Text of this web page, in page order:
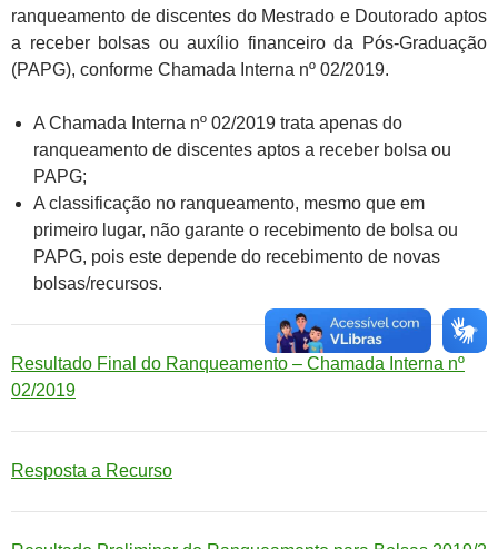
ranqueamento de discentes do Mestrado e Doutorado aptos
a receber bolsas ou auxílio financeiro da Pós-Graduação
(PAPG), conforme Chamada Interna nº 02/2019.
A Chamada Interna nº 02/2019 trata apenas do
ranqueamento de discentes aptos a receber bolsa ou
PAPG;
A classificação no ranqueamento, mesmo que em
primeiro lugar, não garante o recebimento de bolsa ou
PAPG, pois este depende do recebimento de novas
bolsas/recursos.
Resultado Final do Ranqueamento – Chamada Interna nº
02/2019
Resposta a Recurso